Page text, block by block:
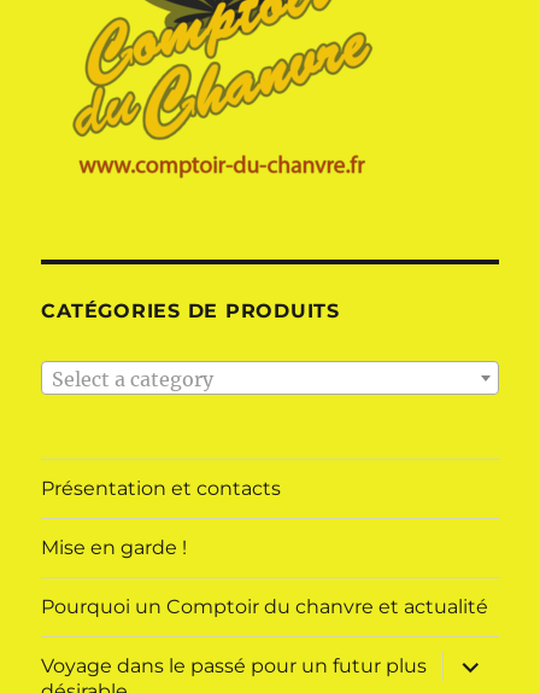
CATÉGORIES DE PRODUITS
Select a category
Présentation et contacts
Mise en garde !
Pourquoi un Comptoir du chanvre et actualité
Voyage dans le passé pour un futur plus
ouvrir
le